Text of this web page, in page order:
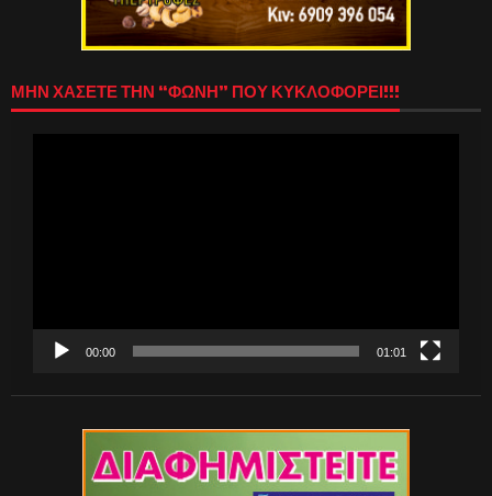
ΜΗΝ ΧΑΣΕΤΕ ΤΗΝ “ΦΩΝΗ” ΠΟΥ ΚΥΚΛΟΦΟΡΕΙ!!!
00:00 01:01